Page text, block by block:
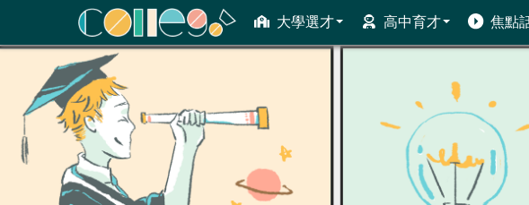
大學選才 高中育才 焦點